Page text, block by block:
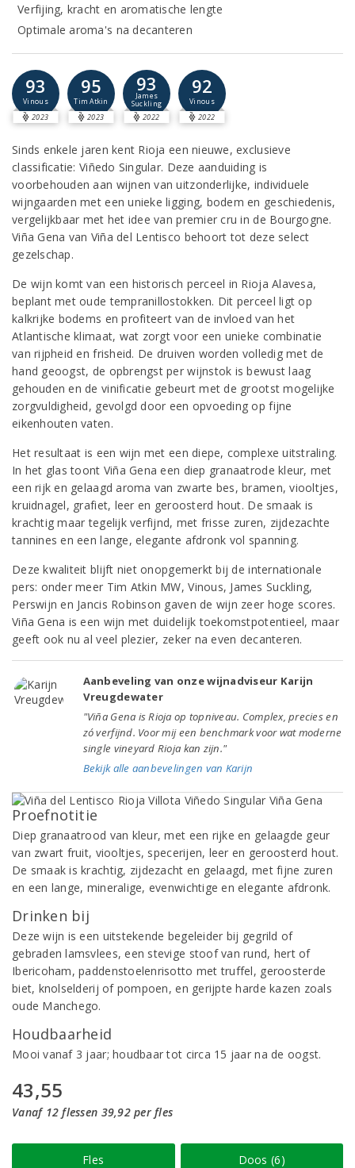
Verfijing, kracht en aromatische lengte
Optimale aroma's na decanteren
93
Vinous
2023
95
Tim Atkin
2023
93
James
Suckling
2022
92
Vinous
2022
Sinds enkele jaren kent Rioja een nieuwe, exclusieve
classificatie: Viñedo Singular. Deze aanduiding is
voorbehouden aan wijnen van uitzonderlijke, individuele
wijngaarden met een unieke ligging, bodem en geschiedenis,
vergelijkbaar met het idee van premier cru in de Bourgogne.
Viña Gena van Viña del Lentisco behoort tot deze select
gezelschap.
De wijn komt van een historisch perceel in Rioja Alavesa,
beplant met oude tempranillostokken. Dit perceel ligt op
kalkrijke bodems en profiteert van de invloed van het
Atlantische klimaat, wat zorgt voor een unieke combinatie
van rijpheid en frisheid. De druiven worden volledig met de
hand geoogst, de opbrengst per wijnstok is bewust laag
gehouden en de vinificatie gebeurt met de grootst mogelijke
zorgvuldigheid, gevolgd door een opvoeding op fijne
eikenhouten vaten.
Het resultaat is een wijn met een diepe, complexe uitstraling.
In het glas toont Viña Gena een diep granaatrode kleur, met
een rijk en gelaagd aroma van zwarte bes, bramen, viooltjes,
kruidnagel, grafiet, leer en geroosterd hout. De smaak is
krachtig maar tegelijk verfijnd, met frisse zuren, zijdezachte
tannines en een lange, elegante afdronk vol spanning.
Deze kwaliteit blijft niet onopgemerkt bij de internationale
pers: onder meer Tim Atkin MW, Vinous, James Suckling,
Perswijn en Jancis Robinson gaven de wijn zeer hoge scores.
Viña Gena is een wijn met duidelijk toekomstpotentieel, maar
geeft ook nu al veel plezier, zeker na even decanteren.
Aanbeveling van onze wijnadviseur Karijn
Vreugdewater
"Viña Gena is Rioja op topniveau. Complex, precies en
zó verfijnd. Voor mij een benchmark voor wat moderne
single vineyard Rioja kan zijn."
Bekijk alle aanbevelingen van Karijn
Proefnotitie
Diep granaatrood van kleur, met een rijke en gelaagde geur
van zwart fruit, viooltjes, specerijen, leer en geroosterd hout.
De smaak is krachtig, zijdezacht en gelaagd, met fijne zuren
en een lange, mineralige, evenwichtige en elegante afdronk.
Drinken bij
Deze wijn is een uitstekende begeleider bij gegrild of
gebraden lamsvlees, een stevige stoof van rund, hert of
Ibericoham, paddenstoelenrisotto met truffel, geroosterde
biet, knolselderij of pompoen, en gerijpte harde kazen zoals
oude Manchego.
Houdbaarheid
Mooi vanaf 3 jaar; houdbaar tot circa 15 jaar na de oogst.
43,55
Vanaf 12 flessen 39,92 per fles
Fles Doos (6)